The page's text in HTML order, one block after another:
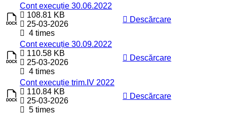
Cont execuție 30.06.2022
108.81 KB
25-03-2026
4 times
Descărcare
Cont execuție 30.09.2022
110.58 KB
25-03-2026
4 times
Descărcare
Cont execuție trim.IV 2022
110.84 KB
25-03-2026
5 times
Descărcare